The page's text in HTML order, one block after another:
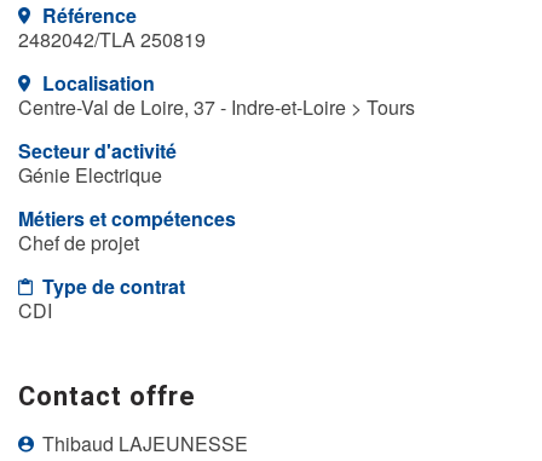
Référence
2482042/TLA 250819
Localisation
Centre-Val de Loire, 37 - Indre-et-Loire > Tours
Secteur d'activité
Génie Electrique
Métiers et compétences
Chef de projet
Type de contrat
CDI
Contact offre
Thibaud LAJEUNESSE